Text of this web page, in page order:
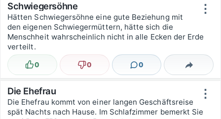
⋮
Schwiegersöhne
Hätten Schwiegersöhne eine gute Beziehung mit
den eigenen Schwiegermüttern, hätte sich die
Menschheit wahrscheinlich nicht in alle Ecken der Erde
verteilt.
Lustig
0 Nicht lustig
0 0
Kommentare Teilen
⋮
Die Ehefrau
Die Ehefrau kommt von einer langen Geschäftsreise
spät Nachts nach Hause. Im Schlafzimmer bemerkt Sie